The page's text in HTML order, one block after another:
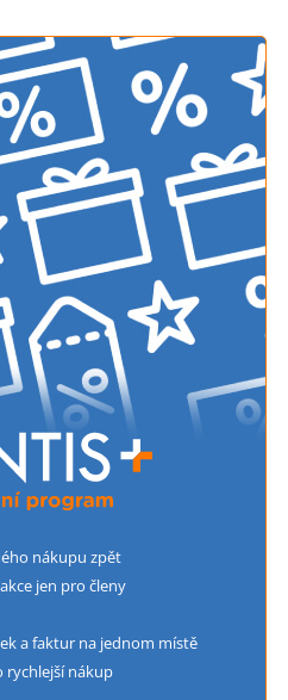
nákupu zpět
jen pro členy
a faktur na jednom místě
rychlejší nákup